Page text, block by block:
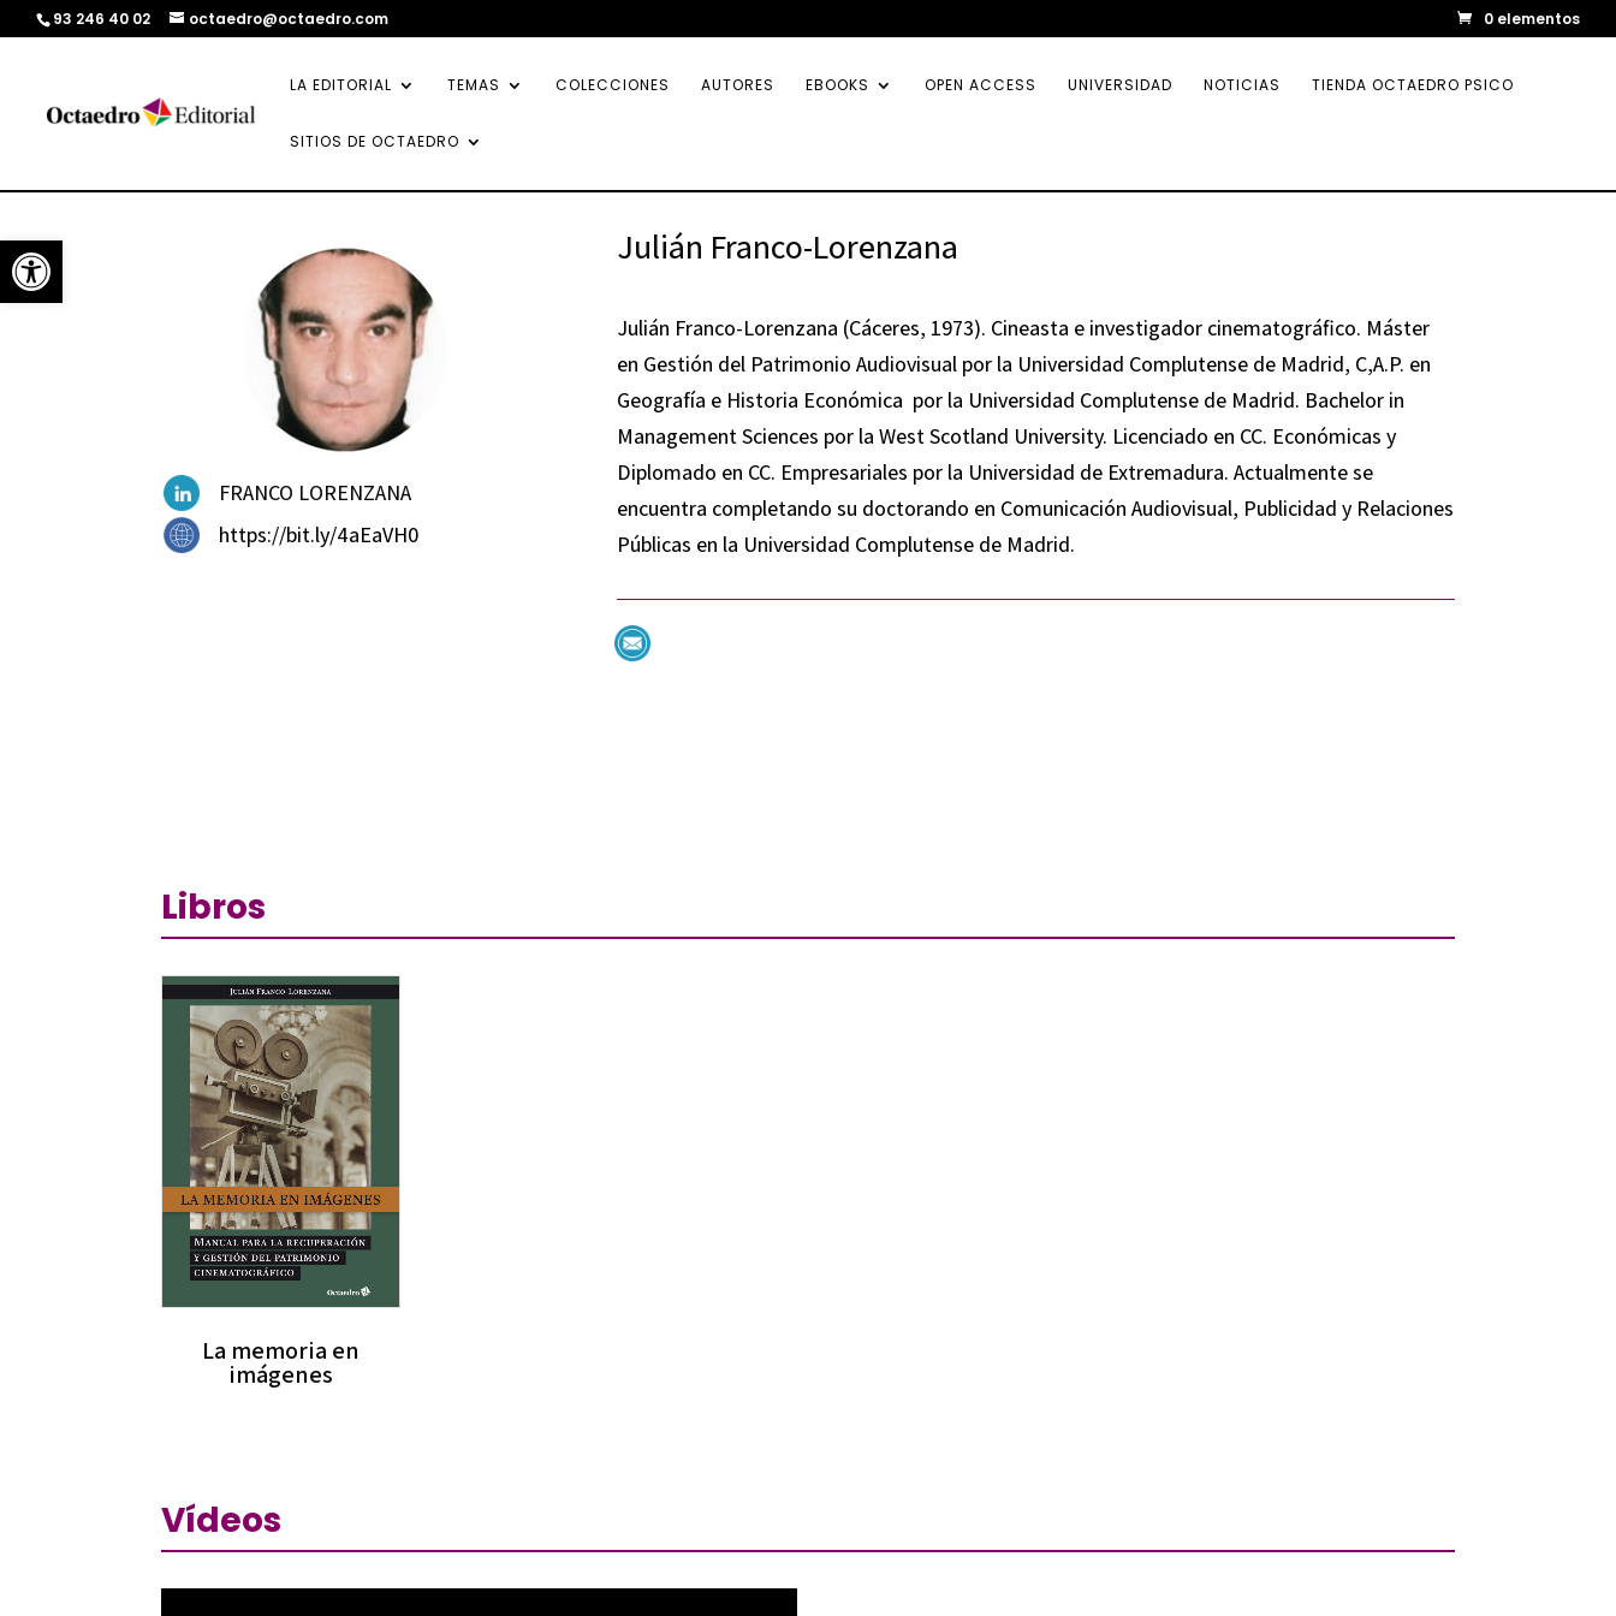
Abrir barra de herramientas
93 246 40 02 octaedro@octaedro.com 0 elementos
LA EDITORIAL TEMAS COLECCIONES AUTORES EBOOKS OPEN ACCESS UNIVERSIDAD NOTICIAS TIENDA OCTAEDRO PSICO
SITIOS DE OCTAEDRO
FRANCO LORENZANA
https://bit.ly/4aEaVH0
Julián Franco-Lorenzana
Julián Franco-Lorenzana (Cáceres, 1973). Cineasta e investigador cinematográfico. Máster
en Gestión del Patrimonio Audiovisual por la Universidad Complutense de Madrid, C,A.P. en
Geografía e Historia Económica por la Universidad Complutense de Madrid. Bachelor in
Management Sciences por la West Scotland University. Licenciado en CC. Económicas y
Diplomado en CC. Empresariales por la Universidad de Extremadura. Actualmente se
encuentra completando su doctorando en Comunicación Audiovisual, Publicidad y Relaciones
Públicas en la Universidad Complutense de Madrid.
Libros
La memoria en
imágenes
Vídeos